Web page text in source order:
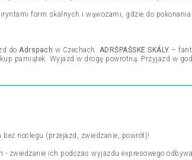
form skalnych i wąwozami, gdzie do
do Adrspach w Czechach. ADRŠPAŠSKE SKÁLY –
pamiątek. Wyjazd w drogę powrotną. Przyjazd w
noclegu (przejazd, zwiedzanie, powrót)!
- zwiedzanie ich podczas wyjazdu expresowego